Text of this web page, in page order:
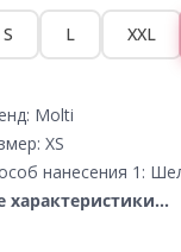
S L XXL
Molti
XS
нанесения 1:
характеристики...